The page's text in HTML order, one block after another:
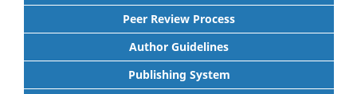
Peer Review Process
Author Guidelines
Publishing System